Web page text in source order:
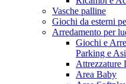
Vasche palline
Giochi da esterni
Arredamento per
Giochi e
Parking e
Attrezzature
Area Baby